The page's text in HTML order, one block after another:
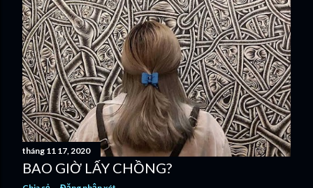
tháng 11 17, 2020
BAO GIỜ LẤY CHỒNG?